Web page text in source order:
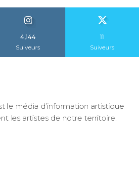
4,144
Suiveurs
11
Suiveurs
le média d’information artistique
les artistes de notre territoire.